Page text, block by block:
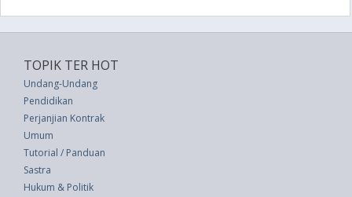
TOPIK TER HOT
Undang-Undang
Pendidikan
Perjanjian Kontrak
Umum
Tutorial / Panduan
Sastra
Hukum & Politik